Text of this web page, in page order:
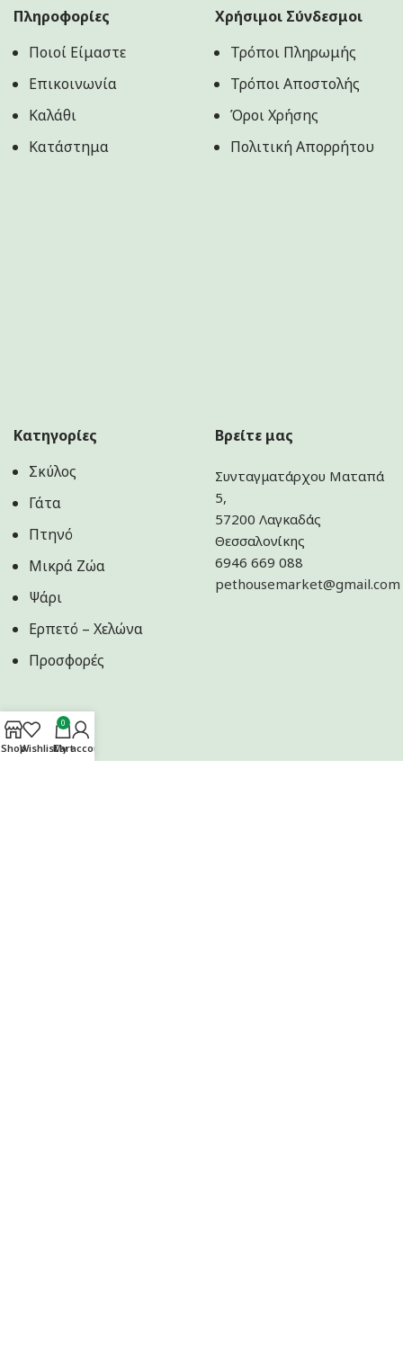
Πληροφορίες
Ποιοί Είμαστε
Επικοινωνία
Καλάθι
Κατάστημα
Χρήσιμοι Σύνδεσμοι
Τρόποι Πληρωμής
Τρόποι Αποστολής
Όροι Χρήσης
Πολιτική Aπορρήτου
Κατηγορίες
Σκύλος
Γάτα
Πτηνό
Μικρά Ζώα
Ψάρι
Ερπετό – Χελώνα
Προσφορές
Βρείτε μας
Συνταγματάρχου Ματαπά
5,
57200 Λαγκαδάς
Θεσσαλονίκης
6946 669 088
pethousemarket@gmail.com
ShopWishlist
0
Cart
My account